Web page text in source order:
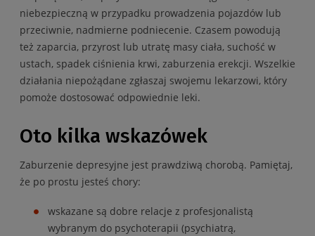
niebezpieczną w przypadku prowadzenia pojazdów lub
przeciwnie, nadmierne podniecenie. Czasem powodują
też zaparcia, przyrost lub utratę masy ciała, suchość w
ustach, spadek ciśnienia krwi, zaburzenia erekcji. Wszelkie
działania niepożądane zgłaszaj swojemu lekarzowi, który
pomoże dostosować odpowiednie leki.
Oto kilka wskazówek
Zaburzenie depresyjne jest prawdziwą chorobą. Pamiętaj,
że po prostu jesteś chory:
wskazane są dobre relacje z profesjonalistą
wybranym do psychoterapii (psychiatrą,